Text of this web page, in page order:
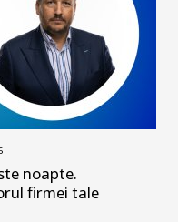
noapte.
firmei tale